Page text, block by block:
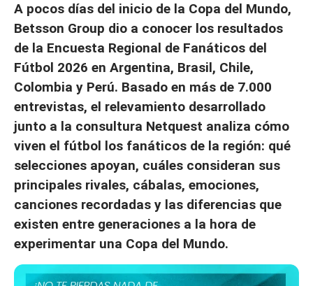
A pocos días del inicio de la Copa del Mundo,
Betsson Group dio a conocer los resultados
de la Encuesta Regional de Fanáticos del
Fútbol 2026 en Argentina, Brasil, Chile,
Colombia y Perú. Basado en más de 7.000
entrevistas, el relevamiento desarrollado
junto a la consultura Netquest analiza cómo
viven el fútbol los fanáticos de la región: qué
selecciones apoyan, cuáles consideran sus
principales rivales, cábalas, emociones,
canciones recordadas y las diferencias que
existen entre generaciones a la hora de
experimentar una Copa del Mundo.